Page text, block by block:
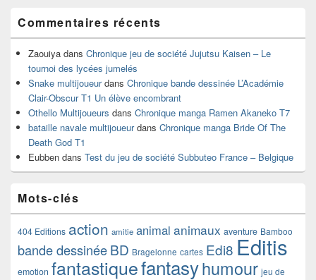
Commentaires récents
Zaouiya dans Chronique jeu de société Jujutsu Kaisen – Le
tournoi des lycées jumelés
Snake multijoueurdans Chronique bande dessinée L’Académie
Clair-Obscur T1 Un élève encombrant
Othello Multijoueurs dans Chronique manga Ramen Akaneko T7
bataille navale multijoueurdans Chronique manga Bride Of The
Death God T1
Eubben dans Test du jeu de société Subbuteo France – Belgique
Mots-clés
404 Editions action amitie animal animaux aventure Bamboo
bande dessinéeBD Bragelonne cartes Edi8 Editis
emotion fantastiquefantasyhumour jeu de